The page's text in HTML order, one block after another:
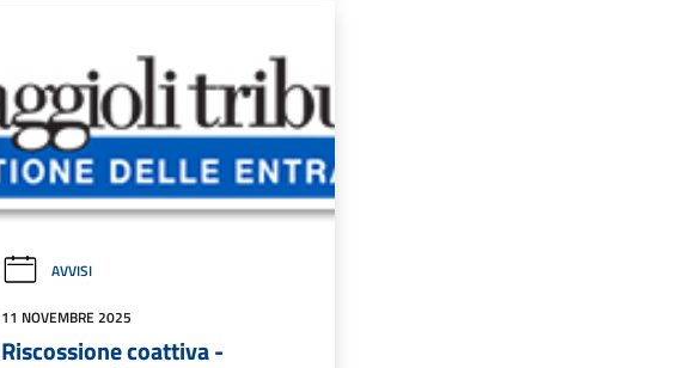
AVVISI
11 NOVEMBRE 2025
Riscossione coattiva -